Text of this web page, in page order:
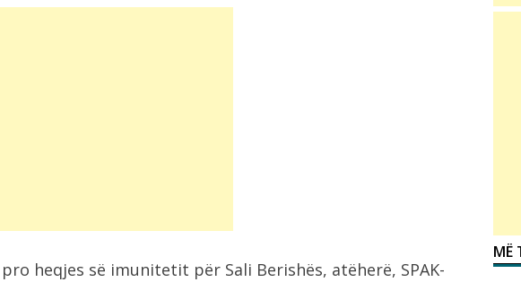
heqjes së imunitetit për Sali Berishës, atëherë, SPAK-
MË